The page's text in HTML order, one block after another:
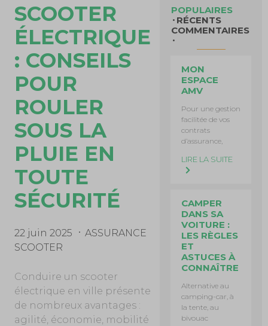
SCOOTER
ÉLECTRIQUE
: CONSEILS
POUR
ROULER
SOUS LA
PLUIE EN
TOUTE
SÉCURITÉ
22 juin 2025
ASSURANCE
SCOOTER
Conduire un scooter
électrique en ville présente
de nombreux avantages :
agilité, économie, mobilité
POPULAIRES
RÉCENTS
COMMENTAIRES
MON
ESPACE
AMV
Pour une gestion
facilitée de vos
contrats
d’assurance,
LIRE LA SUITE
CAMPER
DANS SA
VOITURE :
LES RÈGLES
ET
ASTUCES À
CONNAÎTRE
Alternative au
camping-car, à
la tente, au
bivouac